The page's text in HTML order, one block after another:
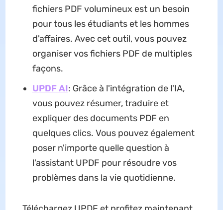
fichiers PDF volumineux est un besoin
pour tous les étudiants et les hommes
d'affaires. Avec cet outil, vous pouvez
organiser vos fichiers PDF de multiples
façons.
UPDF AI: Grâce à l'intégration de l'IA,
vous pouvez résumer, traduire et
expliquer des documents PDF en
quelques clics. Vous pouvez également
poser n'importe quelle question à
l'assistant UPDF pour résoudre vos
problèmes dans la vie quotidienne.